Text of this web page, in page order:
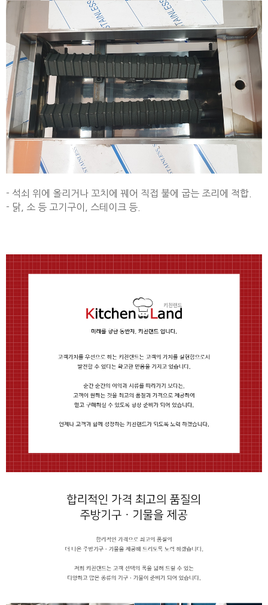
- 석쇠 위에 올리거나 꼬치에 꿰어 직접 불에 굽는 조리에 적합.
- 닭, 소 등 고기구이, 스테이크 등.